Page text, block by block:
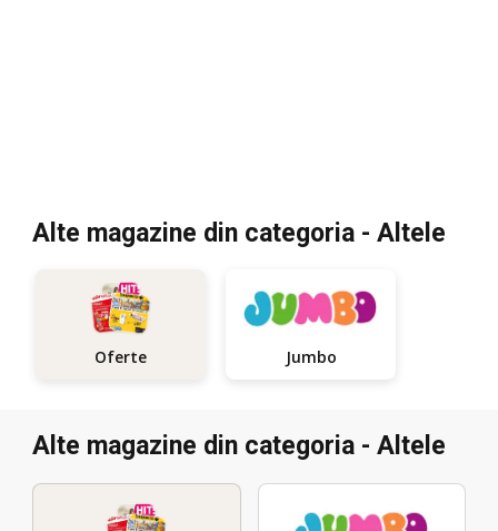
Alte magazine din categoria - Altele
Oferte Jumbo
Alte magazine din categoria - Altele